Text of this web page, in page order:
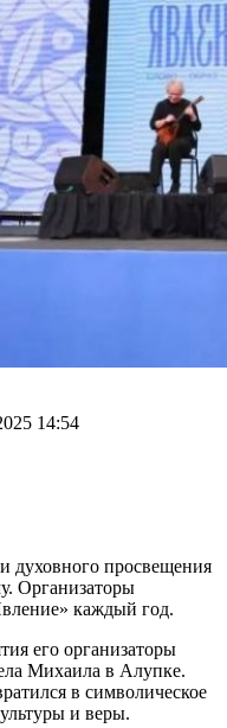
14:54
духовного просвещения
Организаторы
каждый год.
его организаторы
Михаила в Алупке.
в символическое
и веры.